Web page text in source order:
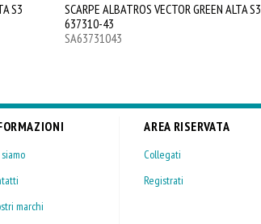
S3
SCARPE ALBATROS VECTOR GREEN ALTA S3
637310-43
SA63731043
marchi
AREA RISERVATA
Collegati
Registrati